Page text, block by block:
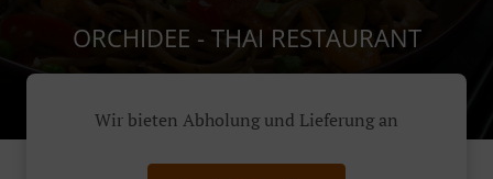
ORCHIDEE - THAI RESTAURANT
Wir bieten Abholung und Lieferung an